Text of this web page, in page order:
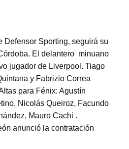
Defensor Sporting, seguirá su
El delantero minuano
jugador de Liverpool. Tiago
y Fabrizio Correa
para Fénix: Agustín
Nicolás Queiroz, Facundo
Mauro Cachi .
anunció la contratación